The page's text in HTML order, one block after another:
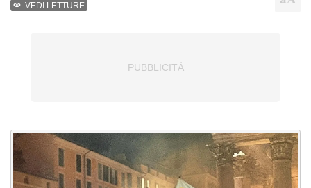
VEDI LETTURE